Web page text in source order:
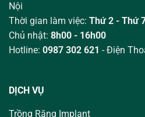
Nội
Thời gian làm việc: Thứ 2 - Thứ
Chủ nhật: 8h00 - 16h00
Hotline: 0987 302 621 - Điện
DỊCH VỤ
Trồng Răng Implant